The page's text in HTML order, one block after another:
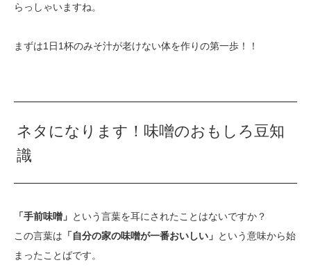
らっしゃいますね。
まずは1日1杯のみそ汁が老けない体を作りの第一歩！！
ネタになります！味噌のおもしろ豆知
識
「手前味噌」 という言葉を耳にされたことはないですか？
この言葉は 「自分の家の味噌が一番おいしい」 という意味から始
まったことばです。